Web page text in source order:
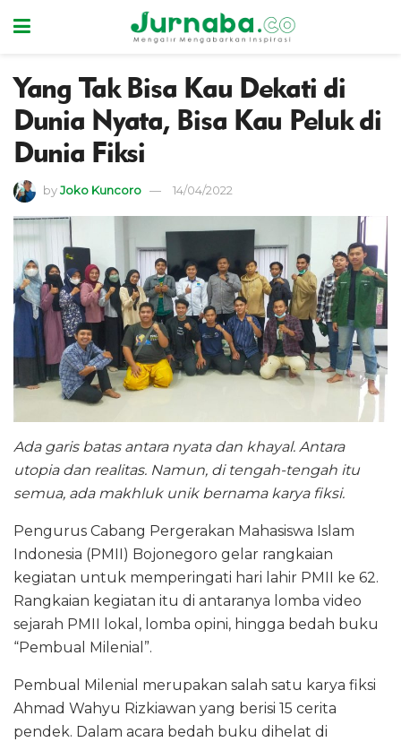
Yang Tak Bisa Kau Dekati di
Dunia Nyata, Bisa Kau Peluk di
Dunia Fiksi
byJoko Kuncoro 14/04/2022
Ada garis batas antara nyata dan khayal. Antara
utopia dan realitas. Namun, di tengah-tengah itu
semua, ada makhluk unik bernama karya fiksi.
Pengurus Cabang Pergerakan Mahasiswa Islam
Indonesia (PMII) Bojonegoro gelar rangkaian
kegiatan untuk memperingati hari lahir PMII ke 62.
Rangkaian kegiatan itu di antaranya lomba video
sejarah PMII lokal, lomba opini, hingga bedah buku
“Pembual Milenial”.
Pembual Milenial merupakan salah satu karya fiksi
Ahmad Wahyu Rizkiawan yang berisi 15 cerita
pendek. Dalam acara bedah buku dihelat di